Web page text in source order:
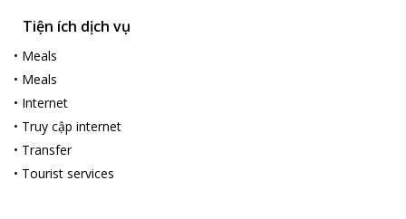
Tiện ích dịch vụ
• Meals
• Meals
• Internet
• Truy cập internet
• Transfer
• Tourist services